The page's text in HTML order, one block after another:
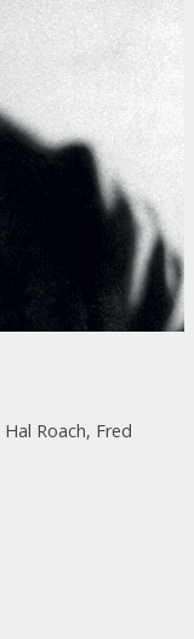
Hal Roach, Fred